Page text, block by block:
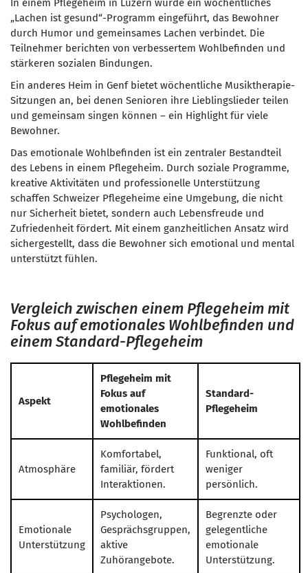
In einem Pflegeheim in Luzern wurde ein wöchentliches
„Lachen ist gesund“-Programm eingeführt, das Bewohner
durch Humor und gemeinsames Lachen verbindet. Die
Teilnehmer berichten von verbessertem Wohlbefinden und
stärkeren sozialen Bindungen.
Ein anderes Heim in Genf bietet wöchentliche Musiktherapie-
Sitzungen an, bei denen Senioren ihre Lieblingslieder teilen
und gemeinsam singen können – ein Highlight für viele
Bewohner.
Das emotionale Wohlbefinden ist ein zentraler Bestandteil
des Lebens in einem Pflegeheim. Durch soziale Programme,
kreative Aktivitäten und professionelle Unterstützung
schaffen Schweizer Pflegeheime eine Umgebung, die nicht
nur Sicherheit bietet, sondern auch Lebensfreude und
Zufriedenheit fördert. Mit einem ganzheitlichen Ansatz wird
sichergestellt, dass die Bewohner sich emotional und mental
unterstützt fühlen.
Vergleich zwischen einem Pflegeheim mit
Fokus auf emotionales Wohlbefinden und
einem Standard-Pflegeheim
Aspekt
Pflegeheim mit
Fokus auf
emotionales
Wohlbefinden
Standard-
Pflegeheim
Atmosphäre
Komfortabel,
familiär, fördert
Interaktionen.
Funktional, oft
weniger
persönlich.
Emotionale
Unterstützung
Psychologen,
Gesprächsgruppen,
aktive
Zuhörangebote.
Begrenzte oder
gelegentliche
emotionale
Unterstützung.